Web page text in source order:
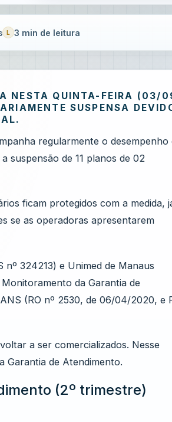
3 min de leitura
NESTA QUINTA-FEIRA (03/
SUSPENSA
regularmente o desempenho
suspensão de 11 planos de 02
ficam protegidos com a medida,
se as operadoras apresentarem
324213) e Unimed de Manaus
da Garantia de
(RO nº 2530, de 06/04/2020, e
a ser comercializados. Nesse
Garantia de Atendimento.
(2º trimestre)